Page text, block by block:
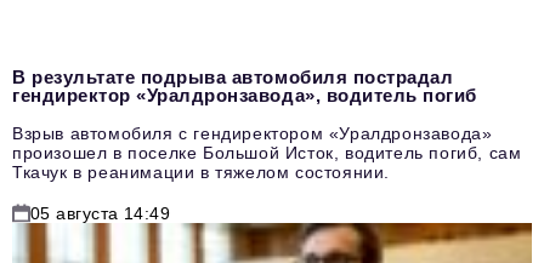
В результате подрыва автомобиля пострадал
гендиректор «Уралдронзавода», водитель погиб
Взрыв автомобиля с гендиректором «Уралдронзавода»
произошел в поселке Большой Исток, водитель погиб, сам
Ткачук в реанимации в тяжелом состоянии.
05 августа 14:49